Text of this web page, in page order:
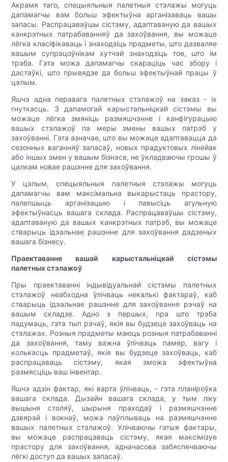
Акрамя таго, спецыяльныя палетныя стэлажы могуць
дапамагчы вам больш эфектыўна арганізаваць вашы
запасы. Распрацаваўшы сістэму, адаптаваную да вашых
канкрэтных патрабаванняў да захоўвання, вы можаце
лёгка класіфікаваць і знаходзіць прадметы, што дазваляе
вашым супрацоўнікам хутчэй знаходзіць тое, што ім
трэба. Гэта можа дапамагчы скараціць час збору і
дастаўкі, што прывядзе да больш эфектыўнай працы ў
цэлым.
Яшчэ адна перавага палетных стэлажоў на заказ - іх
гнуткасць. З дапамогай карыстальніцкай сістэмы вы
можаце лёгка змяніць размяшчэнне і канфігурацыю
вашых стэлажоў па меры змены вашых патрэб у
захоўванні. Гэта азначае, што вы можаце адаптавацца да
сезонных ваганняў запасаў, новых прадуктовых лінейак
або іншых змен у вашым бізнэсе, не ўкладваючы грошы ў
цалкам новае рашэнне для захоўвання.
У цэлым, спецыяльныя палетныя стэлажы могуць
дапамагчы вам максімальна выкарыстаць прастору,
палепшыць арганізацыю і павысіць агульную
эфектыўнасць вашага склада. Распрацаваўшы сістэму,
адаптаваную да вашых канкрэтных патрэб, вы можаце
стварыць ідэальнае рашэнне для захоўвання дадзеных
вашага бізнесу.
Праектаванне вашай карыстальніцкай сістэмы
палетных стэлажоў
Пры праектаванні індывідуальнай сістэмы палетных
стэлажоў неабходна ўлічваць некалькі фактараў, каб
стварыць ідэальнае рашэнне для захоўвання рэчаў на
вашым складзе. Адно з першых, пра што трэба
падумаць, гэта тып рэчаў, якія вы будзеце захоўваць на
стэлажах. Розныя прадметы маюць розныя патрабаванні
да захоўвання, таму важна ўлічваць памер, вагу і
колькасць прадметаў, якія вы будзеце захоўваць, каб
распрацаваць сістэму, якая зможа эфектыўна
размясціць ваш інвентар.
Яшчэ адзін фактар, які варта ўлічваць, - гэта планіроўка
вашага склада. Дызайн вашага склада, у тым ліку
вышыня столяў, шырыня праходаў і размяшчэнне
дзвярэй і вокнаў, можа паўплываць на размяшчэнне
вашых палетных стэлажоў. Улічваючы гэтыя фактары,
вы можаце распрацаваць сістэму, якая максімізуе
прастору для захоўвання, адначасова забяспечваючы
лёгкі доступ да вашых запасаў.